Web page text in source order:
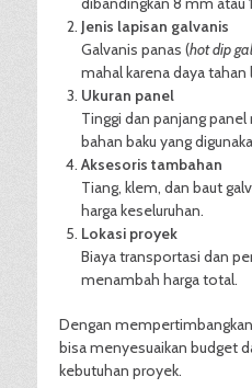
Jenis lapisan galvanis
Galvanis panas (hot dip
mahal karena daya
Ukuran panel
Tinggi dan panjang
bahan baku yang
Aksesoris tambahan
Tiang, klem, dan baut
harga keseluruhan.
Lokasi proyek
Biaya transportasi dan
menambah harga total.
Dengan
bisa menyesuaikan budget
kebutuhan proyek.